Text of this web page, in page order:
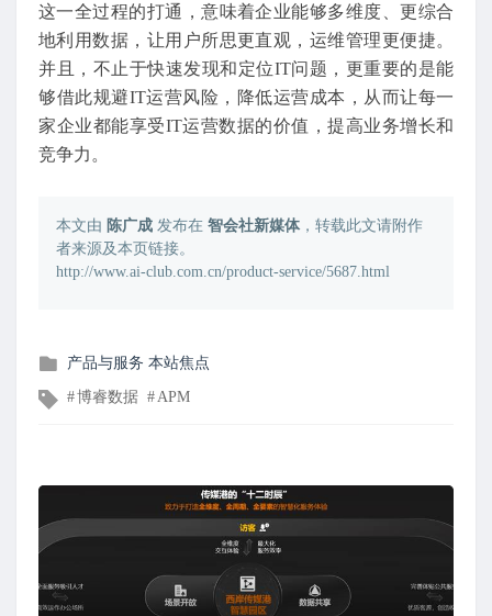
这一全过程的打通，意味着企业能够多维度、更综合
地利用数据，让用户所思更直观，运维管理更便捷。
并且，不止于快速发现和定位IT问题，更重要的是能
够借此规避IT运营风险，降低运营成本，从而让每一
家企业都能享受IT运营数据的价值，提高业务增长和
竞争力。
本文由 陈广成 发布在 智会社新媒体，转载此文请附作
者来源及本页链接。
http://www.ai-club.com.cn/product-service/5687.html
发
在
产品与服务 本站焦点
文博睿数据 APM